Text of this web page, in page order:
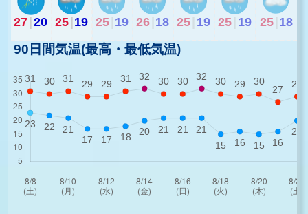
27|20 25|19 25 19 26 18 25 19 25 19 25 18
90日間気温(最高・最低気温)